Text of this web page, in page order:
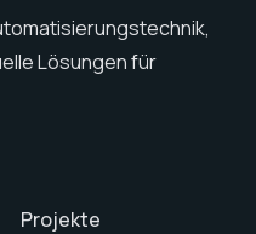
Lösungen für
Projekte